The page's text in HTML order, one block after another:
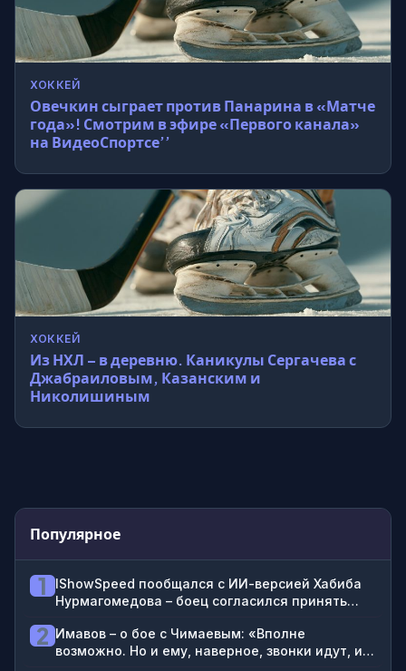
ХОККЕЙ
Овечкин сыграет против Панарина в «Матче
года»! Смотрим в эфире «Первого канала»
на ВидеоСпортсе’’
ХОККЕЙ
Из НХЛ – в деревню. Каникулы Сергачева с
Джабраиловым, Казанским и
Николишиным
Популярное
1
IShowSpeed пообщался с ИИ-версией Хабиба
Нурмагомедова – боец согласился принять
2 Имавов – о бое с Чимаевым: «Вполне
возможно. Но и ему, наверное, звонки идут, и